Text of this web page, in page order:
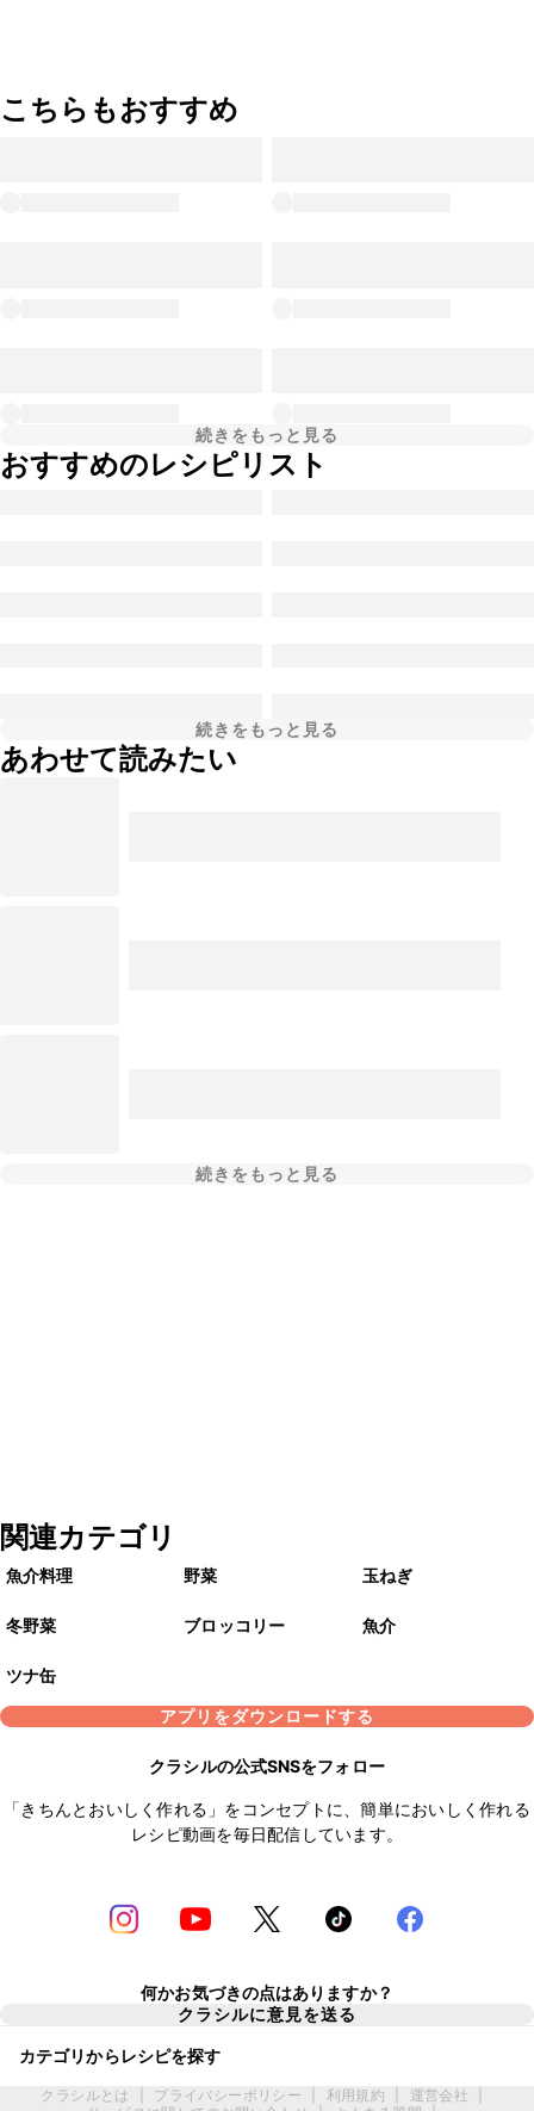
こちらもおすすめ
続きをもっと見る
おすすめのレシピリスト
続きをもっと見る
あわせて読みたい
続きをもっと見る
関連カテゴリ
魚介料理 野菜 玉ねぎ
冬野菜 ブロッコリー 魚介
ツナ缶
アプリをダウンロードする
クラシルの公式SNSをフォロー
「きちんとおいしく作れる」をコンセプトに、簡単においしく作れる
レシピ動画を毎日配信しています。
何かお気づきの点はありますか？
クラシルに意見を送る
カテゴリからレシピを探す
クラシルとは プライバシーポリシー 利用規約 運営会社